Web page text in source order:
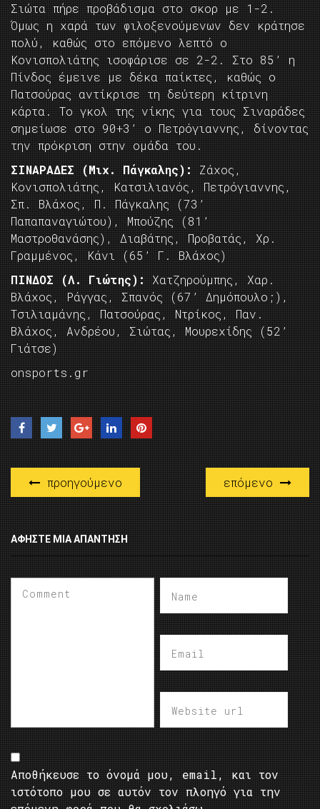
Σιώτα πήρε προβάδισμα στο σκορ με 1-2.
Όμως η χαρά των φιλοξενούμενων δεν κράτησε
πολύ, καθώς στο επόμενο λεπτό ο
Κονισπολιάτης ισοφάρισε σε 2-2. Στο 85’ η
Πίνδος έμεινε με δέκα παίκτες, καθώς ο
Πατσούρας αντίκρισε τη δεύτερη κίτρινη
κάρτα. Το γκολ της νίκης για τους Σιναράδες
σημείωσε στο 90+3’ ο Πετρόγιαννης, δίνοντας
την πρόκριση στην ομάδα του.
ΣΙΝΑΡΑΔΕΣ (Μιχ. Πάγκαλης):
Ζάχος,
Κονισπολιάτης, Κατσιλιανός, Πετρόγιαννης,
Σπ. Βλάχος, Π. Πάγκαλης (73’
Παπαπαναγιώτου), Μπούζης (81’
Μαστροθανάσης), Διαβάτης, Προβατάς, Χρ.
Γραμμένος, Κάνι (65’ Γ. Βλάχος)
ΠΙΝΔΟΣ (Λ. Γιώτης):
Χατζηρούμπης, Χαρ.
Βλάχος, Ράγγας, Σπανός (67’ Δημόπουλο;),
Τσιλιαμάνης, Πατσούρας, Ντρίκος, Παν.
Βλάχος, Ανδρέου, Σιώτας, Μουρεχίδης (52’
Γιάτσε)
onsports.gr
προηγούμενο επόμενο
ΑΦΉΣΤΕ ΜΙΑ ΑΠΆΝΤΗΣΗ
Αποθήκευσε το όνομά μου, email, και τον
ιστότοπο μου σε αυτόν τον πλοηγό για την